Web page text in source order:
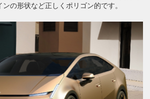
の形状など正しくポリゴン的です。